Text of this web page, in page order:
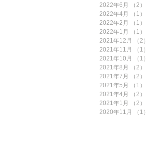
2022年6月
（2）
2022年4月
（1）
2022年2月
（1）
2022年1月
（1）
2021年12月
（2）
2021年11月
（1）
2021年10月
（1）
2021年8月
（2）
2021年7月
（2）
2021年5月
（1）
2021年4月
（2）
2021年1月
（2）
2020年11月
（1）